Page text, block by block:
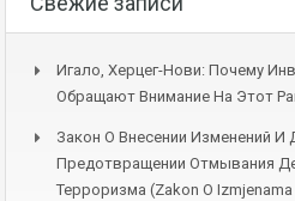
Игало, Херцег-Нови: Почему
Обращают Внимание На Этот
Закон О Внесении Изменений И
Предотвращении Отмывания
Терроризма (Zakon O